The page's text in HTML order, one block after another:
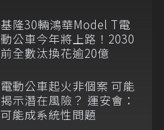
基隆30輛鴻華Model T電
動公車今年將上路！2030
前全數汰換花逾20億
電動公車起火非個案 可能
揭示潛在風險？ 運安會：
可能成系統性問題